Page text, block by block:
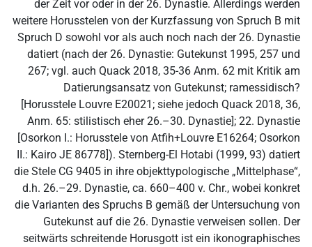
der Zeit vor oder in der 26. Dynastie. Allerdings werden
weitere Horusstelen von der Kurzfassung von Spruch B mit
Spruch D sowohl vor als auch noch nach der 26. Dynastie
datiert (nach der 26. Dynastie: Gutekunst 1995, 257 und
267; vgl. auch Quack 2018, 35-36 Anm. 62 mit Kritik am
Datierungsansatz von Gutekunst; ramessidisch?
[Horusstele Louvre E20021; siehe jedoch Quack 2018, 36,
Anm. 65: stilistisch eher 26.–30. Dynastie]; 22. Dynastie
[Osorkon I.: Horusstele von Atfih+Louvre E16264; Osorkon
II.: Kairo JE 86778]). Sternberg-El Hotabi (1999, 93) datiert
die Stele CG 9405 in ihre objekttypologische „Mittelphase“,
d.h. 26.–29. Dynastie, ca. 660–400 v. Chr., wobei konkret
die Varianten des Spruchs B gemäß der Untersuchung von
Gutekunst auf die 26. Dynastie verweisen sollen. Der
seitwärts schreitende Horusgott ist ein ikonographisches